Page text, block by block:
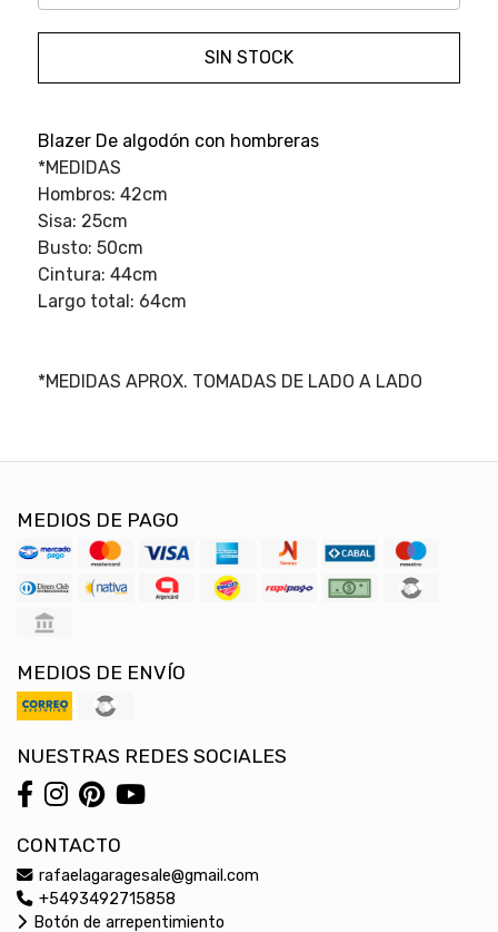
SIN STOCK
Blazer De algodón con hombreras
*MEDIDAS
Hombros: 42cm
Sisa: 25cm
Busto: 50cm
Cintura: 44cm
Largo total: 64cm
*MEDIDAS APROX. TOMADAS DE LADO A LADO
MEDIOS DE PAGO
MEDIOS DE ENVÍO
NUESTRAS REDES SOCIALES
CONTACTO
rafaelagaragesale@gmail.com
+5493492715858
Botón de arrepentimiento